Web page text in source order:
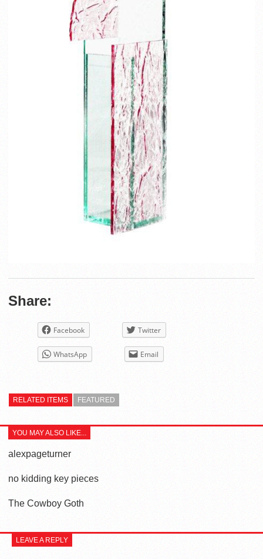
Share:
Facebook Twitter
WhatsApp Email
RELATED ITEMS FEATURED
YOU MAY ALSO LIKE...
alexpageturner
no kidding key pieces
The Cowboy Goth
LEAVE A REPLY